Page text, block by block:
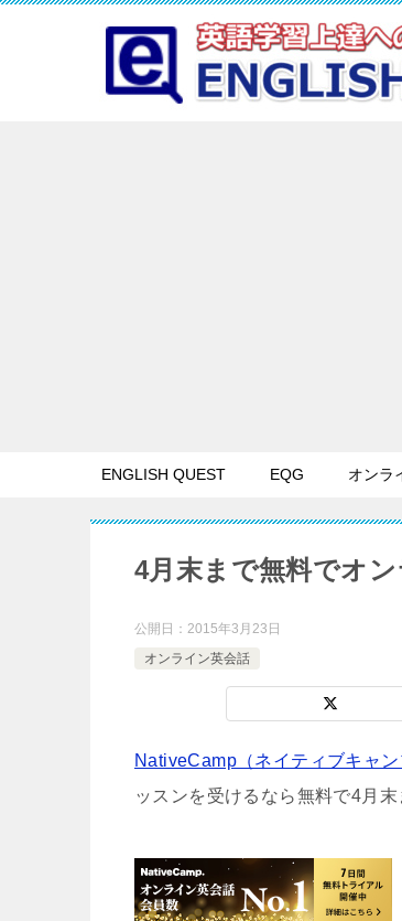
ENGLISH QUEST EQG オンラ
4月末まで無料でオ
公開日： 2015年3月23日
オンライン英会話
NativeCamp（ネイティブキャン
ッスンを受けるなら無料で4月